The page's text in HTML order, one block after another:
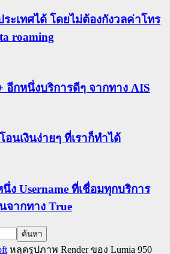
ระเทศได้ โดยไม่ต้องกังวลค่าโทร
roaming
อีกหนึ่งบริการดีๆ จากทาง AIS
นเงินง่ายๆ ที่เราก็ทำได้
ง Username ที่เชื่อมทุกบริการ
จากทาง True
หลุดรูปภาพ Render ของ Lumia 950